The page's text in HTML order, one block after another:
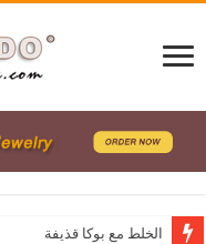
الخلط مع بوكا قذيفة